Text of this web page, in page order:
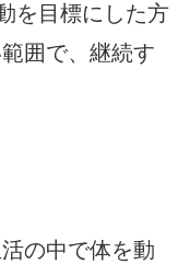
を目標にした方
囲で、継続す
の中で体を動